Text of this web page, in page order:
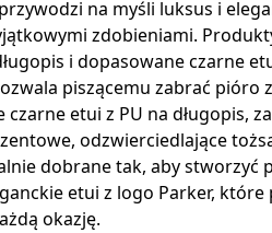
na myśli luksus i
zdobieniami.
i dopasowane czarne
piszącemu zabrać pióro
czarne etui z PU na długopis,
odzwierciedlające
dobrane tak, aby stworzyć
etui z logo Parker,
okazję.